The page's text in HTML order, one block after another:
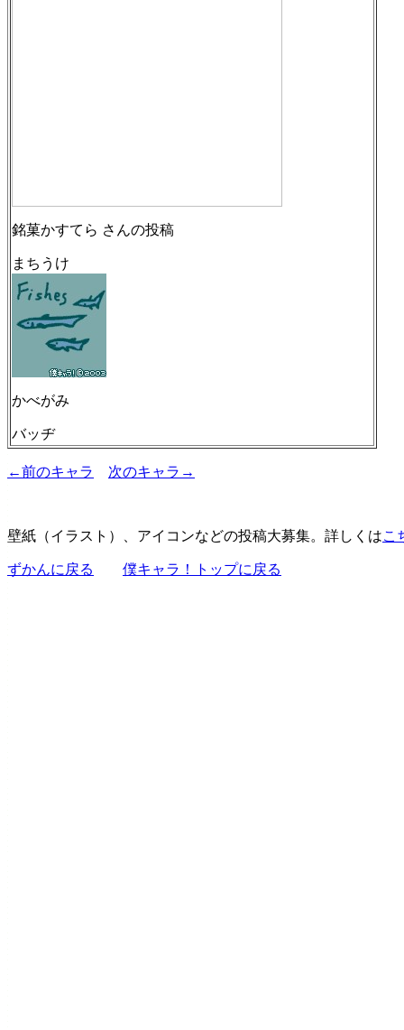
銘菓かすてら さんの投稿
まちうけ
かべがみ
バッヂ
←前のキャラ 次のキャラ→
壁紙（イラスト）、アイコンなどの投稿大募集。詳しくはこ
ずかんに戻る 僕キャラ！トップに戻る